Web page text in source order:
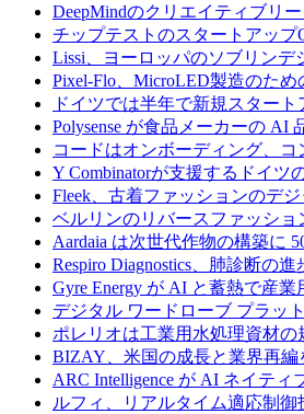
DeepMindのクリエイティブリ
チップテストのスタートアップ
Lissi、ヨーロッパのソブリン
Pixel-Flo、MicroLED製造のた
ドイツでは半年で新規スター
Polysense が食品メーカーの AI
コードはオンボーディング、
Y Combinatorが支援するドイ
Fleek、古着ファッションのデ
ベルリンのリバースファッシ
Aardaia は次世代作物の構築に
Respiro Diagnostics、肺診断の
Gyre Energy が AI と蓄熱で産
デジタル ワードローブ プラッ
ポレリオは工業用水処理資材
BIZAY、米国の成長と業界再編
ARC Intelligence が AI ネイテ
ルフィ、リアルタイム適応制